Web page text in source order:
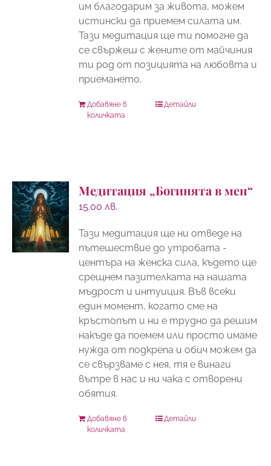
им благодарим за живота, можем
истински да приемем силата им.
Тази медитация ще ти помогне да
се свържеш с жените от майчиния
ти род от позицията на любовта и
приемането.
Добавяне в
количката
Детайли
Медитация „Богинята в мен“
15.00лв.
Тази медитация ще ни отведе на
пътешествие до утробата -
центъра на женска сила, където ще
срещнем пазителката на нашата
мъдрост и интуиция. Във всеки
един момент, когато сме на
кръстопът и ни е трудно да решим
накъде да поемем или просто имаме
нужда от подкрепа и обич можем да
се свързваме с нея, тя е винаги
вътре в нас и ни чака с отворени
обятия.
Добавяне в
количката
Детайли